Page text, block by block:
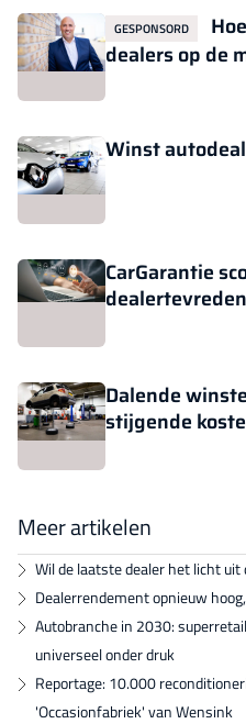
GESPONSORD
dealers op de
Winst
CarGarantie
Dalende
stijgende
Meer artikelen
Wil de laatste dealer het licht uit
Dealerrendement opnieuw
Autobranche in 2030:
universeel onder druk
Reportage: 10.000
'Occasionfabriek' van Wensink